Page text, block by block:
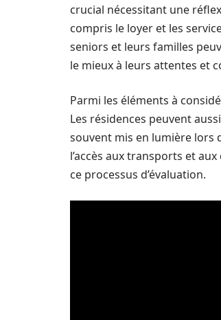
crucial nécessitant une
compris le loyer et les
seniors et leurs familles
le mieux à leurs attentes et
Parmi les éléments à
Les résidences peuvent
souvent mis en lumière lors
l’accès aux transports et
ce processus d’évaluation.